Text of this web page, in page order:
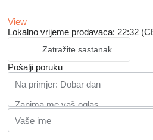
View
Lokalno vrijeme prodavaca: 22:32
Zatražite sastanak
Pošalji poruku